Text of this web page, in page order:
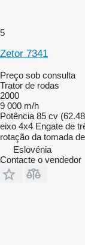
5
Zetor 7341
Preço sob consulta
Trator de rodas
2000
9 000 m/h
Potência 85 cv
eixo 4x4 Engate de
rotação da tomada
Eslovénia
Contacte o vendedor